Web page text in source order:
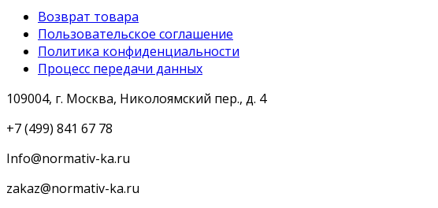
Возврат товара
Пользовательское соглашение
Политика конфиденциальности
Процесс передачи данных
109004, г. Москва, Николоямский пер., д. 4
+7 (499) 841 67 78
Info@normativ-ka.ru
zakaz@normativ-ka.ru